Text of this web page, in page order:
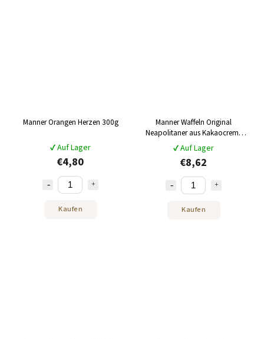
Manner Orangen Herzen 300g
✔ Auf Lager
€4,80
Kaufen
Manner Waffeln Original
Neapolitaner aus Kakaocreme
mit Haselnüssen
Geschenkpackung 8 x75g
✔ Auf Lager
€8,62
Kaufen